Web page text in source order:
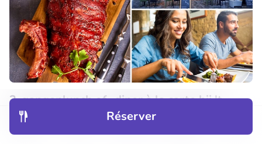
Réserver
2-gangenlunch of -diner à la carte bij 't
Gouden Mandeken
Demain Sa Di Lu Ma Me